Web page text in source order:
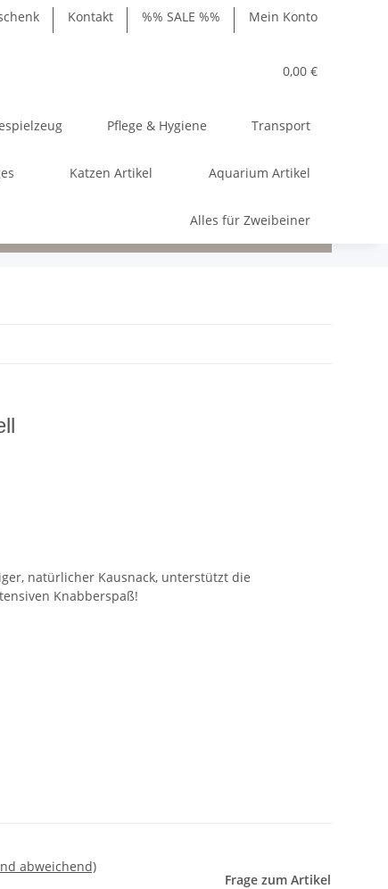
Kontakt %% SALE %% Mein Konto
0,00 €
Pflege & Hygiene Transport
Katzen Artikel Aquarium Artikel
Alles für Zweibeiner
natürlicher Kausnack, unterstützt die
Knabberspaß!
abweichend)
Frage zum Artikel